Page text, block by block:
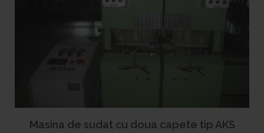
Masina de sudat cu doua capete tip AKS